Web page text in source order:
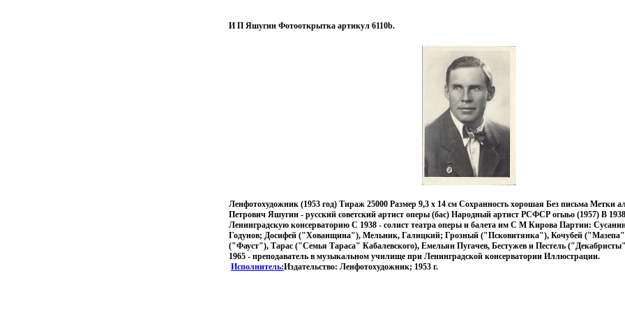
И П Яшугин Фотооткрытка артикул 6110b.
Ленфотохудожник (1953 год) Тираж 25000 Размер 9,3 х 14 см Сохранность хорошая Без письма Метки
Петрович Яшугин - русский советский артист оперы (бас) Народный артист РСФСР огыьо (1957) В
Ленинградскую консерваторию С 1938 - солист театра оперы и балета им С М Кирова Партии:
Годунов; Досифей ("Хованщина"), Мельник, Галицкий; Грозный ("Псковитянка"), Кочубей
("Фауст"), Тарас ("Семья Тараса" Кабалевского), Емельян Пугачев, Бестужев и Пестель
1965 - преподаватель в музыкальном училище при Ленинградской консерватории Иллюстрации.
Исполнитель:Издательство: Ленфотохудожник; 1953 г.